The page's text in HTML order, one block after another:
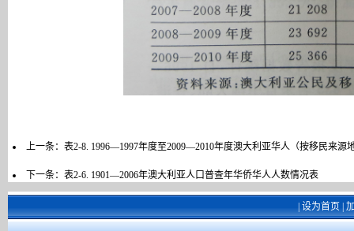
上一条： 表2-8. 1996—1997年度至2009—2010年度澳大利亚华人（按移民来源
下一条： 表2-6. 1901—2006年澳大利亚人口普查年华侨华人人数情况表
设为首页